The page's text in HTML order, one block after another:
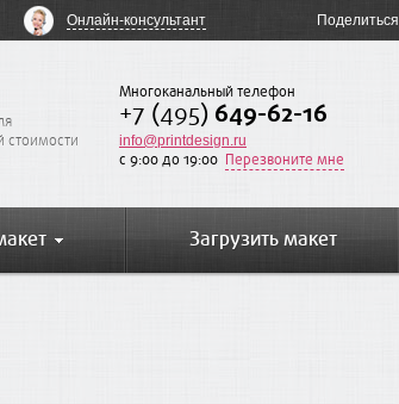
Онлайн-консультант Поделиться
стоимости
Многоканальный телефон
+7 (495) 649-62-16
info@printdesign.ru
c 9:00 до 19:00 Перезвоните мне
Загрузить макет